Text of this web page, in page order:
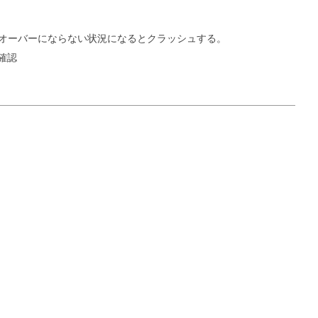
バーにならない状況になるとクラッシュする。
認